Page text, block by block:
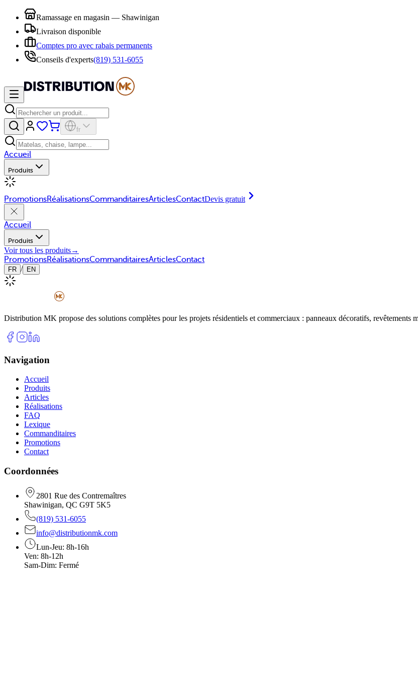
Ramassage en magasin — Shawinigan
Livraison disponible
Comptes pro avec rabais permanents
Conseils d'experts(819) 531-6055
fr
Accueil
Produits
PromotionsRéalisationsCommanditairesArticlesContactDevis gratuit
Accueil
Produits
Voir tous les produits→
PromotionsRéalisationsCommanditairesArticlesContact
FR / EN
Distribution MK propose des solutions complètes pour les projets résidentiels et commerciaux : panneaux décoratifs, revêtements
Navigation
Accueil
Produits
Articles
Réalisations
FAQ
Lexique
Commanditaires
Promotions
Contact
Coordonnées
2801 Rue des Contremaîtres
Shawinigan, QC G9T 5K5
(819) 531-6055
info@distributionmk.com
Lun-Jeu: 8h-16h
Ven: 8h-12h
Sam-Dim: Fermé